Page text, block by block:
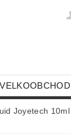
VELKOOBCHOD
Joyetech